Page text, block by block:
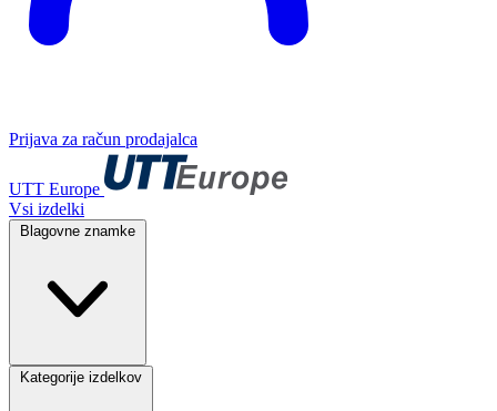
Prijava za račun prodajalca
UTT Europe
Vsi izdelki
Blagovne znamke
Kategorije izdelkov